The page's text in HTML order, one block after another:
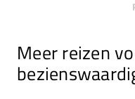
Meer reizen